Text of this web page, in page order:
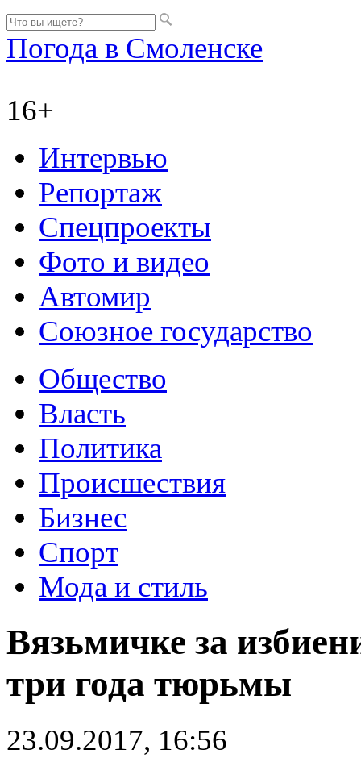
Погода в Смоленске
16+
Интервью
Репортаж
Спецпроекты
Фото и видео
Автомир
Союзное государство
Общество
Власть
Политика
Происшествия
Бизнес
Спорт
Мода и стиль
Вязьмичке за
три года тюрьмы
23.09.2017, 16:56